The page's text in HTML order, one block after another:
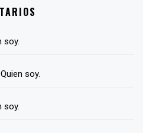
soy.
Quien soy.
soy.